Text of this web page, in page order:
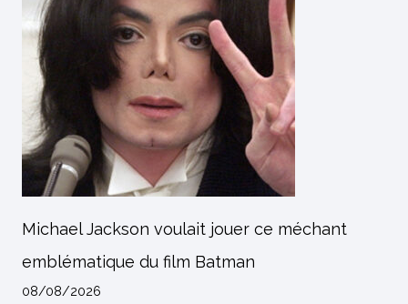
Michael Jackson voulait jouer ce méchant
emblématique du film Batman
08/08/2026